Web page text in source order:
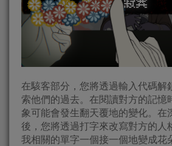
在駭客部分，您將透過輸入代碼解
索他們的過去。在閱讀對方的記憶
象可能會發生翻天覆地的變化。在
後，您將透過打字來改寫對方的人
我相關的單字一個接一個地變成花